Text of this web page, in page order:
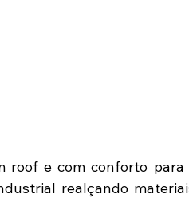
roof e com conforto
realçando